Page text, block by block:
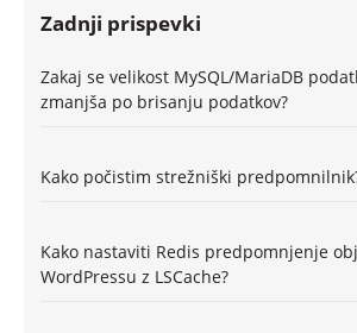
Zadnji prispevki
Zakaj se velikost MySQL/MariaDB
zmanjša po brisanju podatkov?
Kako počistim strežniški
Kako nastaviti Redis predpomnjenje
WordPressu z LSCache?